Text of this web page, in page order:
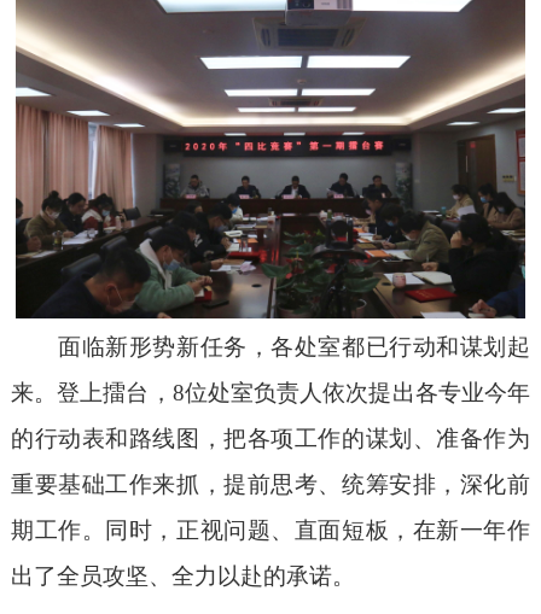
面临新形势新任务，各处室都已行动和谋划起
来。登上擂台， 8位处室负责人依次提出各专业今年
的行动表和路线图，把各项工作的谋划、准备作为
重要基础工作来抓，提前思考、统筹安排，深化前
期工作。同时，正视问题、直面短板，在新一年作
出了全员攻坚、全力以赴的承诺。